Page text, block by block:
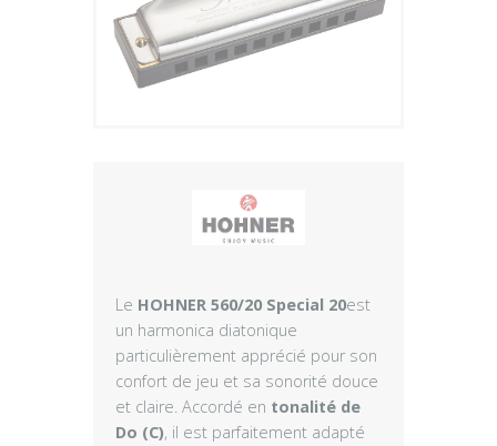
Le HOHNER 560/20 Special 20est
un harmonica diatonique
particulièrement apprécié pour son
confort de jeu et sa sonorité douce
et claire. Accordé en tonalité de
Do (C), il est parfaitement adapté